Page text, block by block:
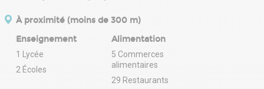
À proximité (moins de 300 m)
Enseignement
1 Lycée
2 Écoles
Alimentation
5 Commerces
alimentaires
29 Restaurants